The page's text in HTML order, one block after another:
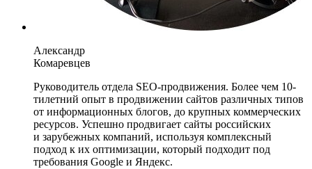
Александр
Комаревцев
Руководитель отдела SEO-продвижения. Более чем 10-
тилетний опыт в продвижении сайтов различных типов
от информационных блогов, до крупных коммерческих
ресурсов. Успешно продвигает сайты российских
и зарубежных компаний, используя комплексный
подход к их оптимизации, который подходит под
требования Google и Яндекс.